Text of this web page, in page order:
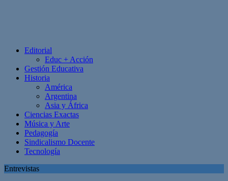
Editorial
Educ + Acción
Gestión Educativa
Historia
América
Argentina
Asia y África
Ciencias Exactas
Música y Arte
Pedagogía
Sindicalismo Docente
Tecnología
Entrevistas